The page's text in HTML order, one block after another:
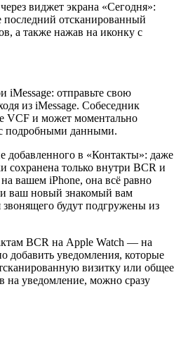
виджет экрана «Сегодня»:
последний отсканированный
а также нажав на иконку с
iMessage: отправьте свою
из iMessage. Собеседник
VCF и может моментально
с подробными данными.
добавленного в «Контакты»: даже
сохранена ­только внутри BCR и
вашем iPhone, она всё равно
ваш новый знакомый вам
будут подгружены из
BCR на Apple Watch — ­на
добавить уведомления, которые
визитку или общее
на уведомление, можно сразу